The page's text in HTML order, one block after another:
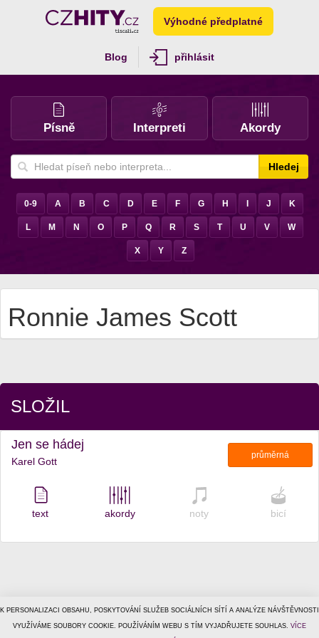
K PERSONALIZACI OBSAHU, POSKYTOVÁNÍ SLUŽEB SOCIÁLNÍCH SÍTÍ A ANALÝZE NÁVŠTĚVNOSTI
VYUŽÍVÁME SOUBORY COOKIE. POUŽÍVÁNÍM WEBU S TÍM VYJADŘUJETE SOUHLAS. VÍCE
Výhodné předplatné
Blog přihlásit
Písně Interpreti Akordy
Hledej
0-9 A B C D E F G H J K
L M N O P Q R S T U V W
X Y Z
Ronnie James Scott
SLOŽIL
Jen se hádej
Karel Gott
průměrná
text akordy noty bicí
© 1996–2026Tiscali Media, a.s. ISSN 1801-5131